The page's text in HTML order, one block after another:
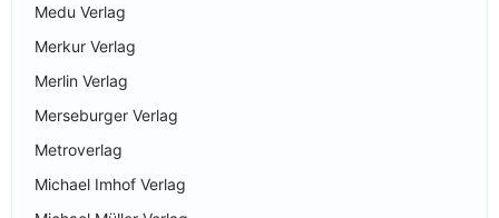
Medu Verlag
Merkur Verlag
Merlin Verlag
Merseburger Verlag
Metroverlag
Michael Imhof Verlag